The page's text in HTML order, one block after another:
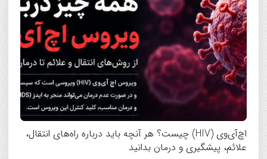
اچ‌آی‌وی (HIV) چیست؟ هر آنچه باید درباره راه‌های انتقال،
علائم، پیشگیری و درمان بدانید